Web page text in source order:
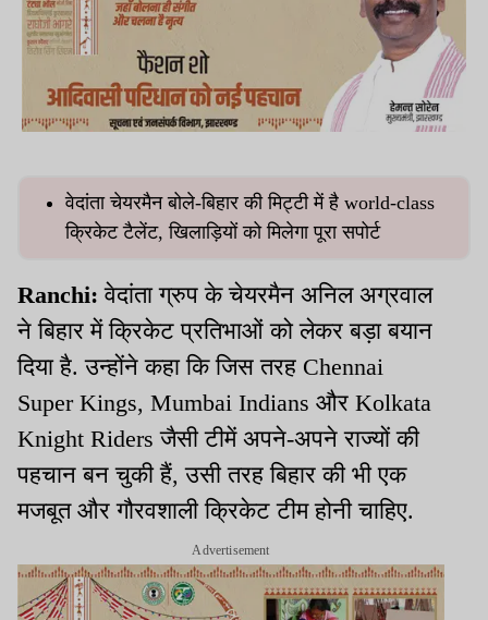
वेदांता चेयरमैन बोले-बिहार की मिट्टी में है world-class
क्रिकेट टैलेंट, खिलाड़ियों को मिलेगा पूरा सपोर्ट
Ranchi:वेदांता ग्रुप के चेयरमैन अनिल अग्रवाल
ने बिहार में क्रिकेट प्रतिभाओं को लेकर बड़ा बयान
दिया है. उन्होंने कहा कि जिस तरह Chennai
Super Kings, Mumbai Indians और Kolkata
Knight Riders जैसी टीमें अपने-अपने राज्यों की
पहचान बन चुकी हैं, उसी तरह बिहार की भी एक
मजबूत और गौरवशाली क्रिकेट टीम होनी चाहिए.
Advertisement